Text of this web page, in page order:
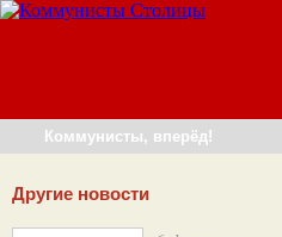
Коммунисты, вперёд!
Другие новости